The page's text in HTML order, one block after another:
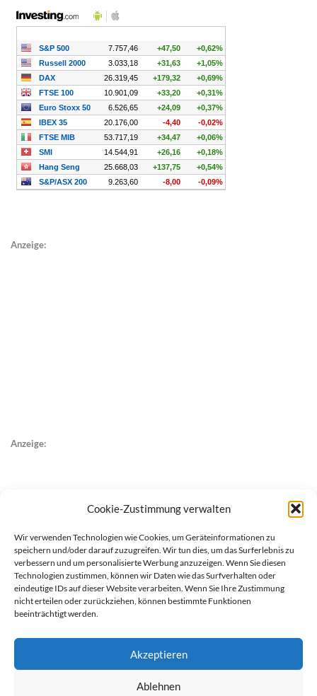
Cookie-Zustimmung verwalten
Wir verwenden Technologien wie Cookies, um Geräteinformationen zu
speichern und/oder darauf zuzugreifen. Wir tun dies, um das Surferlebnis zu
verbessern und um personalisierte Werbung anzuzeigen. Wenn Sie diesen
Technologien zustimmen, können wir Daten wie das Surfverhalten oder
eindeutige IDs auf dieser Website verarbeiten. Wenn Sie Ihre Zustimmung
nicht erteilen oder zurückziehen, können bestimmte Funktionen
beeinträchtigt werden.
Akzeptieren
Ablehnen
Anzeige:
Anzeige: